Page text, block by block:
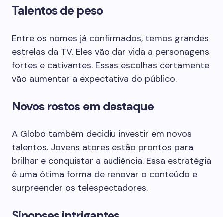
Talentos de peso
Entre os nomes já confirmados, temos grandes
estrelas da TV. Eles vão dar vida a personagens
fortes e cativantes. Essas escolhas certamente
vão aumentar a expectativa do público.
Novos rostos em destaque
A Globo também decidiu investir em novos
talentos. Jovens atores estão prontos para
brilhar e conquistar a audiência. Essa estratégia
é uma ótima forma de renovar o conteúdo e
surpreender os telespectadores.